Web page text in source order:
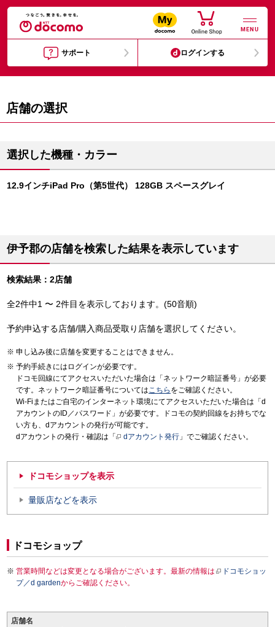
MENU
サポート ログインする
店舗の選択
選択した機種・カラー
12.9インチiPad Pro（第5世代） 128GB スペースグレイ
伊予郡の店舗を検索した結果を表示しています
検索結果：2店舗
全2件中1 〜 2件目を表示しております。(50音順)
予約申込する店舗/購入商品受取り店舗を選択してください。
申し込み後に店舗を変更することはできません。
予約手続きにはログインが必要です。
ドコモ回線にてアクセスいただいた場合は「ネットワーク暗証番号」が必要
です。ネットワーク暗証番号についてはこちら をご確認ください。
Wi-Fiまたはご自宅のインターネット環境にてアクセスいただいた場合は「d
アカウントのID／パスワード」が必要です。ドコモの契約回線をお持ちでな
い方も、dアカウントの発行が可能です。
dアカウントの発行・確認は「
dアカウント発行 」でご確認ください。
ドコモショップを表示
量販店などを表示
ドコモショップ
営業時間などは変更となる場合がございます。最新の情報は
ドコモショッ
プ／d gardenからご確認ください。
店舗名